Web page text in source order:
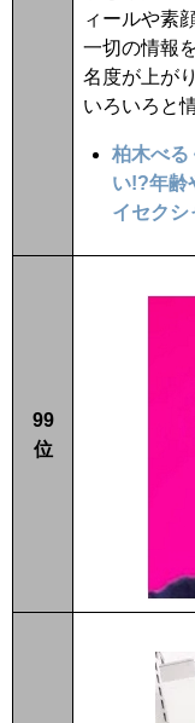
ィールや素
一切の情報
名度が上がり
いろいろと
柏木べる
い!?年齢
イセクシ
99
位